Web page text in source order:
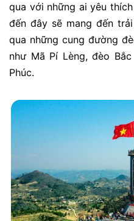
qua với những ai yêu
đến đây sẽ mang đến
qua những cung đường
như Mã Pí Lèng, đèo
Phúc.